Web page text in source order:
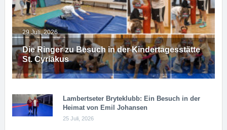
Die Ringer zu Besuch in der Kindertagesstätte
St. Cyriakus
29 Juli, 2026
Lambertseter Bryteklubb: Ein Besuch in der
Heimat von Emil Johansen
25 Juli, 2026